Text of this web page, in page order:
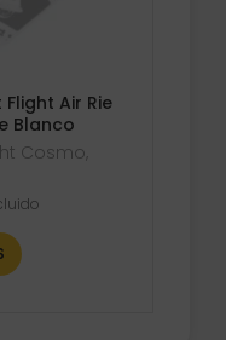
Air Rie
Blanco
Cosmo,